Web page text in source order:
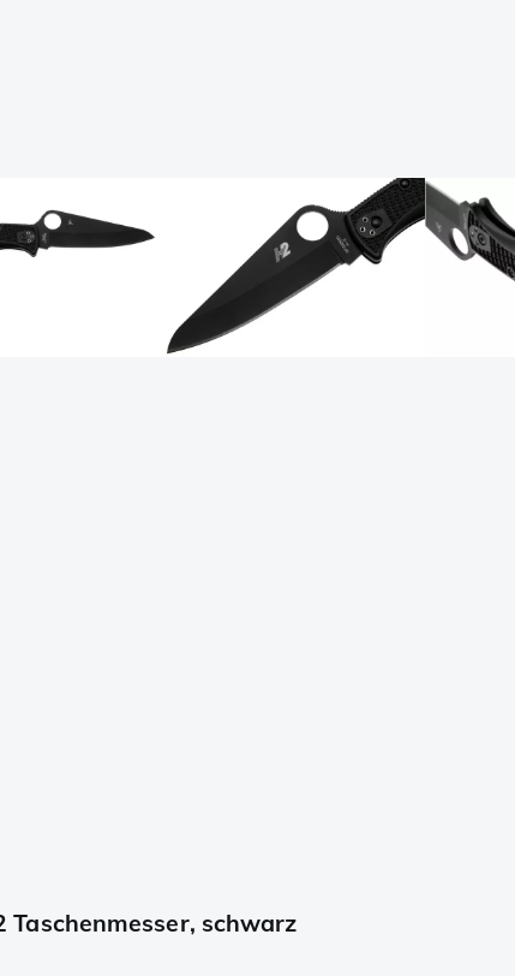
Taschenmesser, schwarz